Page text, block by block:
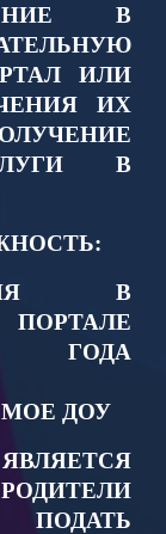
В
ИЛИ
ИХ
В
В
ГОДА
ДОУ
ПОДАТЬ